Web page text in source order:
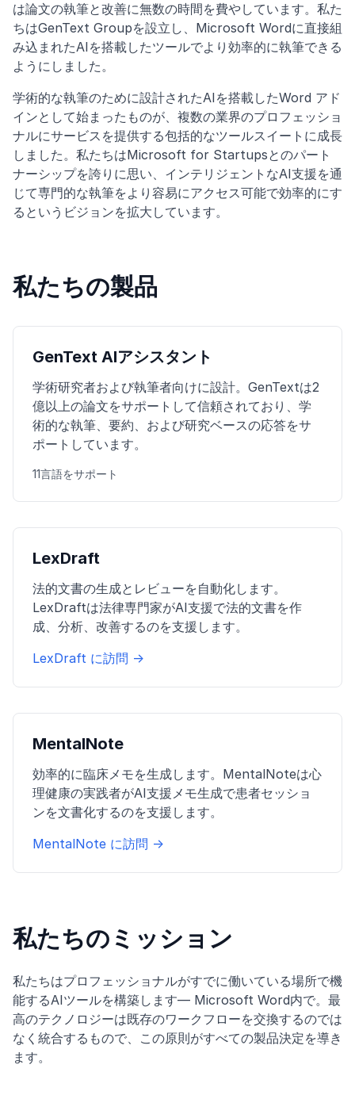
は論文の執筆と改善に無数の時間を費やしています。私た
ちはGenText Groupを設立し、Microsoft Wordに直接組
み込まれたAIを搭載したツールでより効率的に執筆できる
ようにしました。
学術的な執筆のために設計されたAIを搭載したWord アド
インとして始まったものが、複数の業界のプロフェッショ
ナルにサービスを提供する包括的なツールスイートに成長
しました。私たちはMicrosoft for Startupsとのパート
ナーシップを誇りに思い、インテリジェントなAI支援を通
じて専門的な執筆をより容易にアクセス可能で効率的にす
るというビジョンを拡大しています。
私たちの製品
GenText AIアシスタント
学術研究者および執筆者向けに設計。GenTextは2
億以上の論文をサポートして信頼されており、学
術的な執筆、要約、および研究ベースの応答をサ
ポートしています。
11言語をサポート
LexDraft
法的文書の生成とレビューを自動化します。
LexDraftは法律専門家がAI支援で法的文書を作
成、分析、改善するのを支援します。
LexDraft に訪問 →
MentalNote
効率的に臨床メモを生成します。MentalNoteは心
理健康の実践者がAI支援メモ生成で患者セッショ
ンを文書化するのを支援します。
MentalNote に訪問 →
私たちのミッション
私たちはプロフェッショナルがすでに働いている場所で機
能するAIツールを構築します— Microsoft Word内で。最
高のテクノロジーは既存のワークフローを交換するのでは
なく統合するもので、この原則がすべての製品決定を導き
ます。